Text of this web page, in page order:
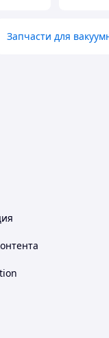
Запчасти для